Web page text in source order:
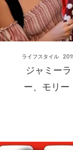
ジャミー
ー、モリー
ライフスタイル